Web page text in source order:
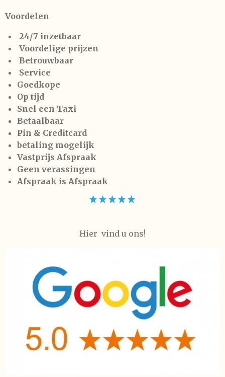
Voordelen
24/7 inzetbaar
Voordelige prijzen
Betrouwbaar
Service
Goedkope
Op tijd
Snel een Taxi
Betaalbaar
Pin & Creditcard
betaling mogelijk
Vastprijs Afspraak
Geen verassingen
Afspraak is Afspraak
Hier vind u ons!